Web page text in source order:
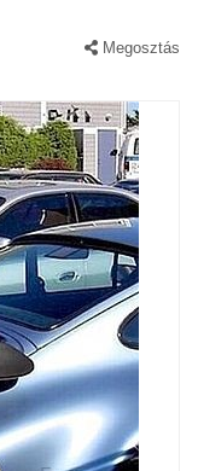
Megosztás